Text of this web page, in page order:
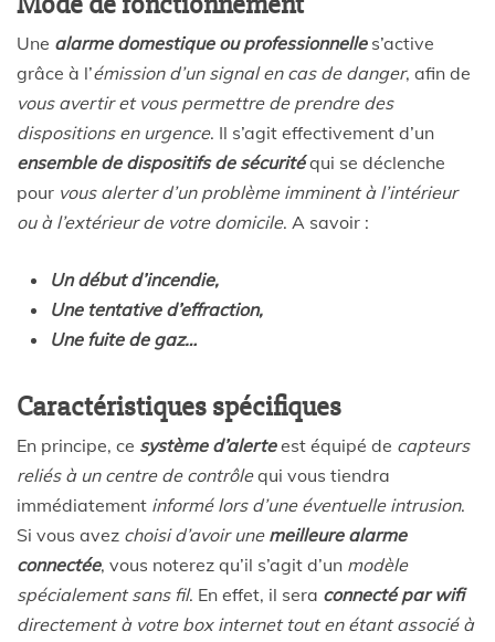
Une alarme domestique ou professionnelles’active
grâce à l’émission d’un signal en cas de danger, afin de
vous avertir et vous permettre de prendre des
dispositions en urgence. Il s’agit effectivement d’un
ensemble de dispositifs de sécuritéqui se déclenche
pour vous alerter d’un problème imminent à l’intérieur
ou à l’extérieur de votre domicile. A savoir :
Un début d’incendie,
Une tentative d’effraction,
Une fuite de gaz…
Caractéristiques spécifiques
En principe, ce système d’alerteest équipé de capteurs
reliés à un centre de contrôlequi vous tiendra
immédiatement informé lors d’une éventuelle intrusion.
Si vous avez choisi d’avoir une meilleure alarme
connectée, vous noterez qu’il s’agit d’un modèle
spécialement sans fil. En effet, il sera connecté par wifi
directement à votre box internet tout en étant associé à